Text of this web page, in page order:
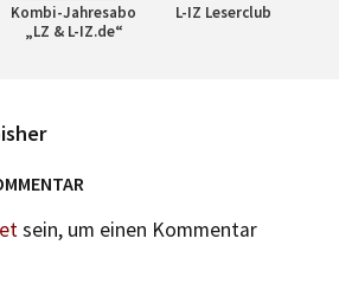
Kombi-Jahresabo
„LZ & L-IZ.de“
L-IZ Leserclub
sein, um einen Kommentar